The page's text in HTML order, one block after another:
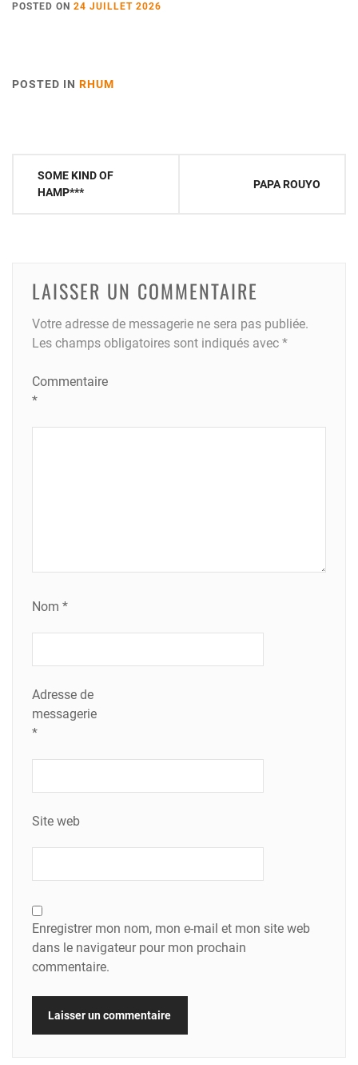
POSTED ON 24 JUILLET 2026
POSTED IN RHUM
Navigation
SOME KIND OF
HAMP***
PAPA ROUYO
LAISSER UN COMMENTAIRE
Votre adresse de messagerie ne sera pas publiée.
Les champs obligatoires sont indiqués avec *
Commentaire
*
Nom *
Adresse de
messagerie
*
Site web
Enregistrer mon nom, mon e-mail et mon site web
dans le navigateur pour mon prochain
commentaire.